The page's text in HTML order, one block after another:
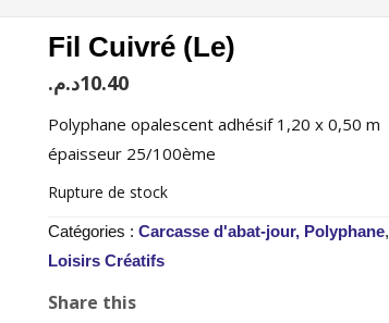
Fil Cuivré (Le)
10.40د.م.
Polyphane opalescent adhésif 1,20 x 0,50 m
épaisseur 25/100ème
Rupture de stock
Catégories :Carcasse d'abat-jour, Polyphane,
Loisirs Créatifs
Share this